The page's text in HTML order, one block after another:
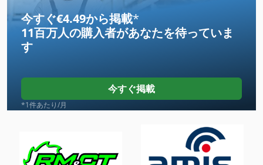
Na 3000
Ng 200
Ppl
Pu
Tak 18
Tp 201
今すぐ€4.49から掲載*
11百万人の購入者があなたを待っていま
す
今すぐ掲載
*1件あたり/月